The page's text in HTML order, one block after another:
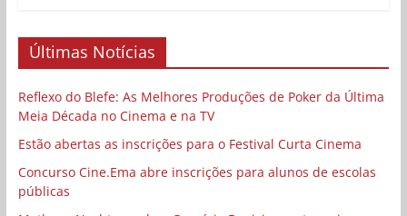
Últimas Notícias
Reflexo do Blefe: As Melhores Produções de Poker da Última
Meia Década no Cinema e na TV
Estão abertas as inscrições para o Festival Curta Cinema
Concurso Cine.Ema abre inscrições para alunos de escolas
públicas